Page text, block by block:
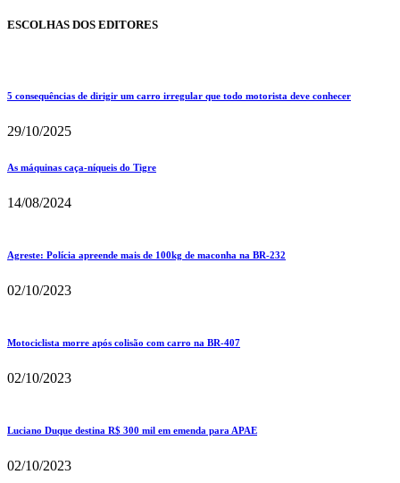
ESCOLHAS DOS EDITORES
5 consequências de dirigir um carro irregular que todo motorista deve conhecer
29/10/2025
As máquinas caça-níqueis do Tigre
14/08/2024
Agreste: Polícia apreende mais de 100kg de maconha na BR-232
02/10/2023
Motociclista morre após colisão com carro na BR-407
02/10/2023
Luciano Duque destina R$ 300 mil em emenda para APAE
02/10/2023